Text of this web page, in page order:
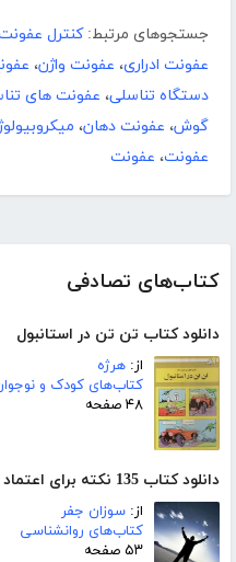
کتاب‌های تصادفی
دانلود کتاب تن تن در استانبول
از: هرژه
کتاب‌های کودک و
۴۸ صفحه
دانلود کتاب 135 نکته برای اعتماد به نفس
از: سوزان جفر
کتاب‌های روانشناسی
۵۳ صفحه
جستجوهای مرتبط: کنترل
عفونت ادراری، عفونت واژن،
دستگاه تناسلی، عفونت های
گوش، عفونت دهان،
عفونت، عفونت